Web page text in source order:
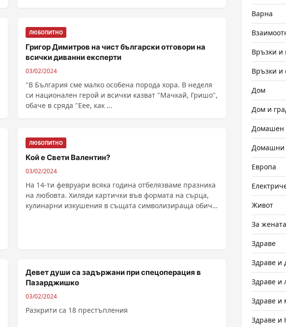
ЛЮБОПИТНО
Григор Димитров на чист български отговори на
всички диванни експерти
03/02/2024
"В България сме малко особена порода хора. В неделя
си национален герой и всички казват "Мачкай, Гришо",
обаче в сряда "Еее, как ...
ЛЮБОПИТНО
Кой е Свети Валентин?
03/02/2024
На 14-ти февруари всяка година отбелязваме празника
на любовта. Хиляди картички във формата на сърца,
кулинарни изкушения в същата символизираща обич
Девет души са задържани при спецоперация в
Пазарджишко
03/02/2024
Разкрити са 18 престъпления
Варна
Връзки и
Връзки и
Дом
Дом и
Домашен
Домашни
Европа
Живот
За жената
Здраве
Здраве и
Здраве и
Здраве и
Здраве и